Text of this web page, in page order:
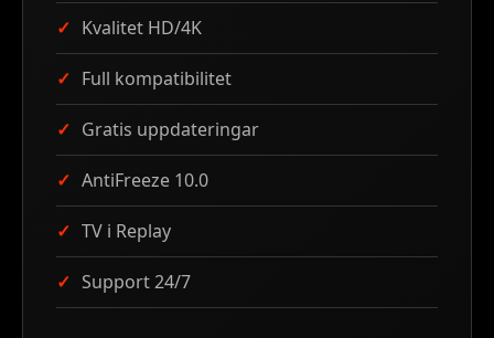
Kvalitet HD/4K
Full kompatibilitet
Gratis uppdateringar
AntiFreeze 10.0
TV i Replay
Support 24/7